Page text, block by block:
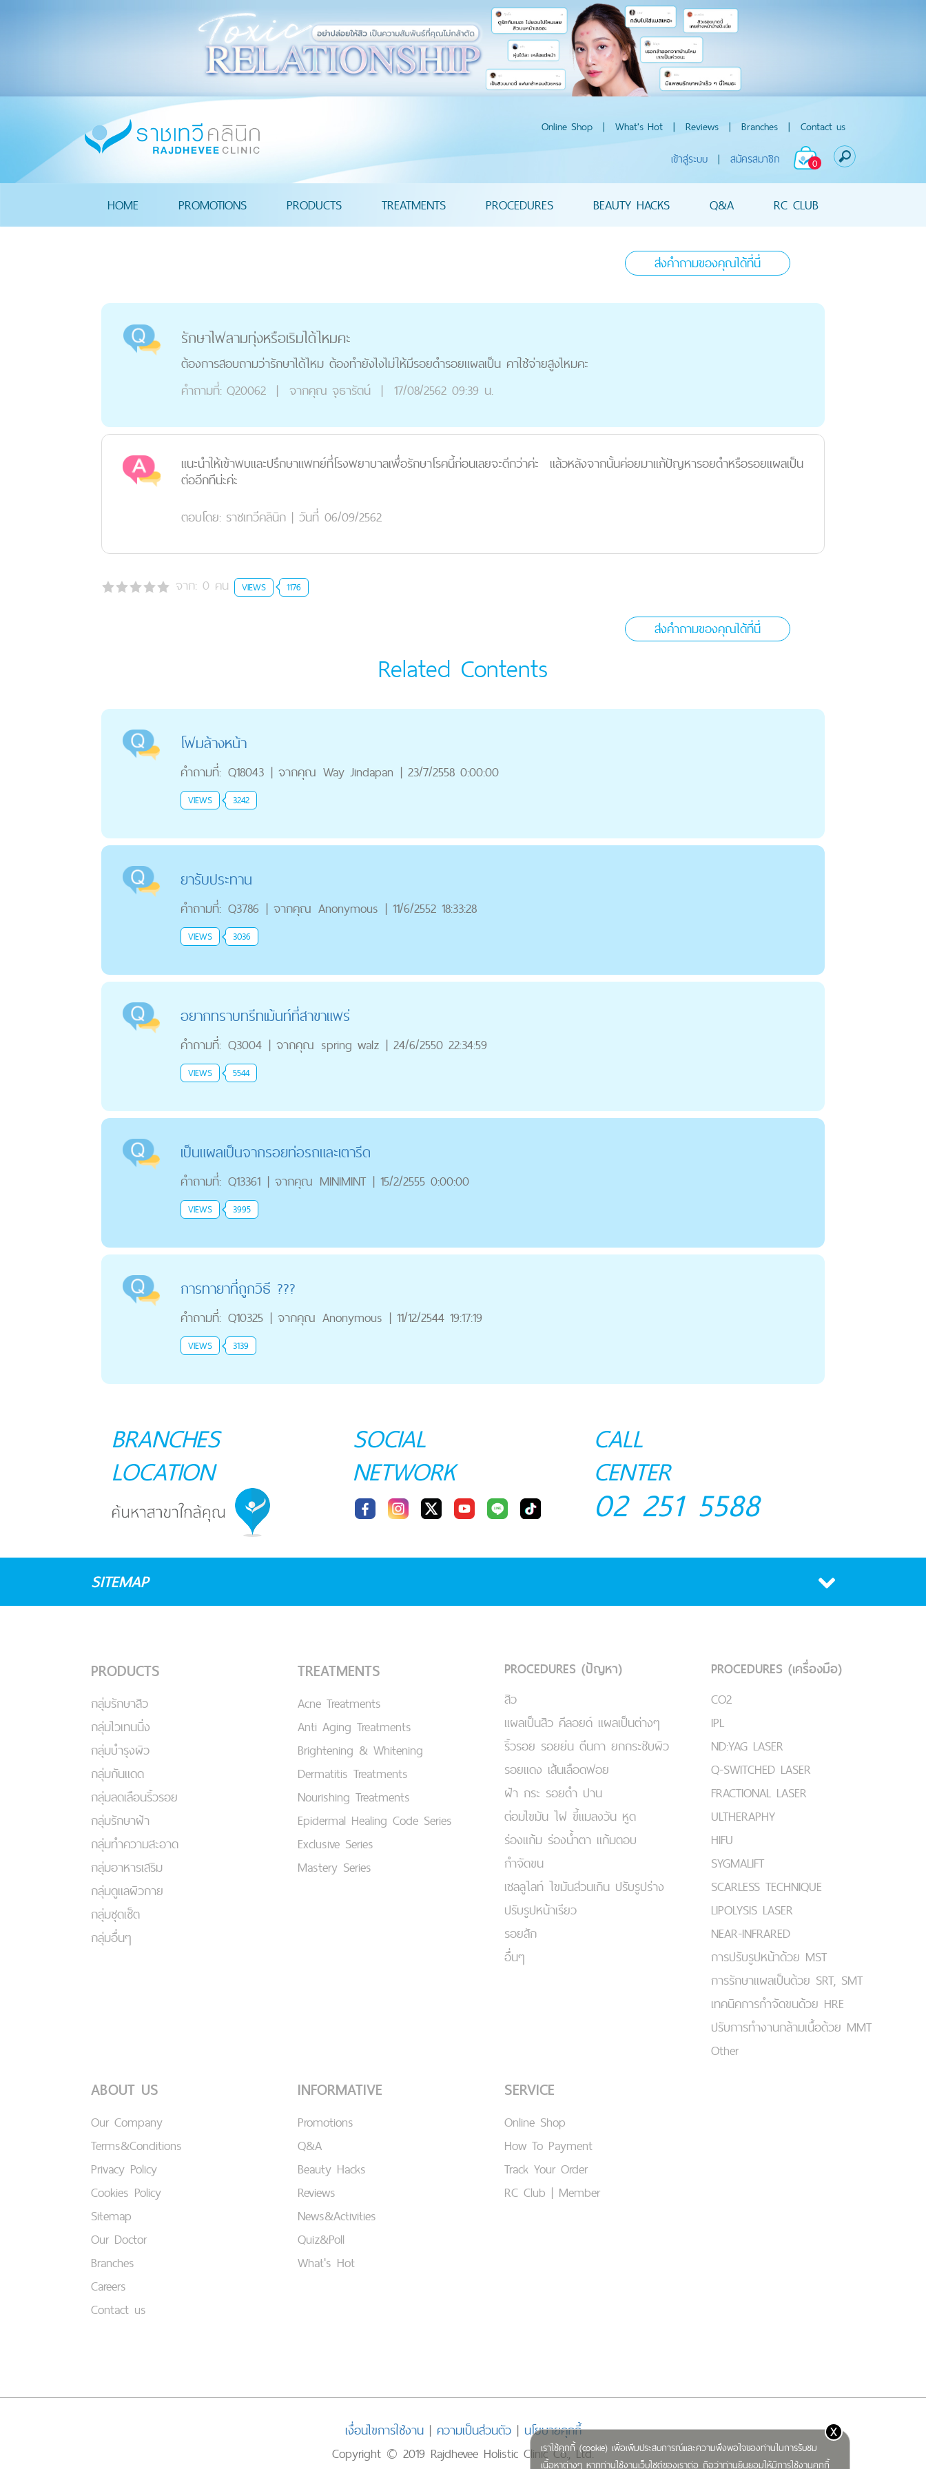
Online Shop | What's Hot | Reviews | Branches | Contact us
0
เข้าสู่ระบบ | สมัครสมาชิก
HOME PROMOTIONS PRODUCTS TREATMENTS PROCEDURES BEAUTY HACKS Q&A RC CLUB
ส่งคำถามของคุณได้ที่นี่
รักษาไฟลามทุ่งหรือเริมได้ไหมคะ
ต้องการสอบถามว่ารักษาได้ไหม ต้องทำยังไงไม่ให้มีรอยดำรอยแผลเป็น คาใช้จ่ายสูงไหมคะ
คำถามที่: Q20062 | จากคุณ จุธารัตน์ | 17/08/2562 09:39 น.
แนะนำให้เข้าพบและปรึกษาแพทย์ที่โรงพยาบาลเพื่อรักษาโรคนี้ก่อนเลยจะดีกว่าค่ะ แล้วหลังจากนั้นค่อยมาแก้ปัญหารอยดำหรือรอยแผลเป็น
ต่ออีกทีน่ะค่ะ
ตอบโดย: ราชเทวีคลินิก | วันที่ 06/09/2562
จาก: 0 คน VIEWS 1176
ส่งคำถามของคุณได้ที่นี่
Related Contents
โฟมล้างหน้า
คำถามที่: Q18043 | จากคุณ Way Jindapan | 23/7/2558 0:00:00
VIEWS 3242
ยารับประทาน
คำถามที่: Q3786 | จากคุณ Anonymous | 11/6/2552 18:33:28
VIEWS 3036
อยากทราบทรีทเม้นท์ที่สาขาแพร่
คำถามที่: Q3004 | จากคุณ spring walz | 24/6/2550 22:34:59
VIEWS 5544
เป็นแผลเป็นจากรอยท่อรถและเตารีด
คำถามที่: Q13361 | จากคุณ MINIMINT | 15/2/2555 0:00:00
VIEWS 3995
การทายาที่ถูกวิธี ???
คำถามที่: Q10325 | จากคุณ Anonymous | 11/12/2544 19:17:19
VIEWS 3139
เราใช้คุกกี้ (cookie) เพื่อเพิ่มประสบการณ์และความพึงพอใจของท่านในการรับชม
เนื้อหาต่างๆ หากท่านใช้งานเว็บไซต์ของเราต่อ ถือว่าท่านยินยอมให้มีการใช้งานคุกกี้
x
BRANCHES
LOCATION
SOCIAL
NETWORK
CALL
CENTER
02 251 5588
SITEMAP
PRODUCTS
กลุ่มรักษาสิว
กลุ่มไวเทนนิ่ง
กลุ่มบำรุงผิว
กลุ่มกันแดด
กลุ่มลดเลือนริ้วรอย
กลุ่มรักษาฝ้า
กลุ่มทำความสะอาด
กลุ่มอาหารเสริม
กลุ่มดูแลผิวกาย
กลุ่มชุดเซ็ต
กลุ่มอื่นๆ
TREATMENTS
Acne Treatments
Anti Aging Treatments
Brightening & Whitening
Dermatitis Treatments
Nourishing Treatments
Epidermal Healing Code Series
Exclusive Series
Mastery Series
PROCEDURES (ปัญหา)
สิว
แผลเป็นสิว คีลอยด์ แผลเป็นต่างๆ
ริ้วรอย รอยย่น ตีนกา ยกกระชับผิว
รอยแดง เส้นเลือดฟอย
ฝ้า กระ รอยดำ ปาน
ต่อมไขมัน ไฝ ขี้แมลงวัน หูด
ร่องแก้ม ร่องน้ำตา แก้มตอบ
กำจัดขน
เชลลูไลท์ ไขมันส่วนเกิน ปรับรูปร่าง
ปรับรูปหน้าเรียว
รอยสัก
อื่นๆ
PROCEDURES (เครื่องมือ)
CO2
IPL
ND:YAG LASER
Q-SWITCHED LASER
FRACTIONAL LASER
ULTHERAPHY
HIFU
SYGMALIFT
SCARLESS TECHNIQUE
LIPOLYSIS LASER
NEAR-INFRARED
การปรับรูปหน้าด้วย MST
การรักษาแผลเป็นด้วย SRT, SMT
เทคนิคการกำจัดขนด้วย HRE
ปรับการทำงานกล้ามเนื้อด้วย MMT
Other
ABOUT US
Our Company
Terms&Conditions
Privacy Policy
Cookies Policy
Sitemap
Our Doctor
Branches
Careers
Contact us
INFORMATIVE
Promotions
Q&A
Beauty Hacks
Reviews
News&Activities
Quiz&Poll
What's Hot
SERVICE
Online Shop
How To Payment
Track Your Order
RC Club | Member
เงื่อนไขการใช้งาน| ความเป็นส่วนตัว| นโยบายคุกกี้
Copyright © 2019 Rajdhevee Holistic Clinic Co., Ltd.